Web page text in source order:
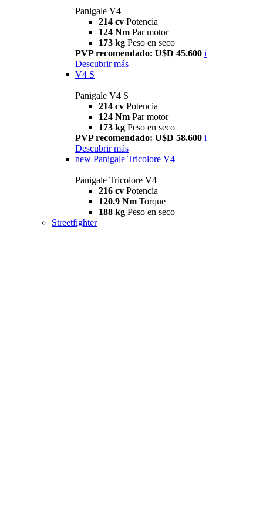
Panigale V4
214 cv Potencia
124 Nm Par motor
173 kg Peso en seco
PVP recomendado: U$D 45.600 i
Descubrir más
V4 S
Panigale V4 S
214 cv Potencia
124 Nm Par motor
173 kg Peso en seco
PVP recomendado: U$D 58.600 i
Descubrir más
new Panigale Tricolore V4
Panigale Tricolore V4
216 cv Potencia
120.9 Nm Torque
188 kg Peso en seco
Streetfighter